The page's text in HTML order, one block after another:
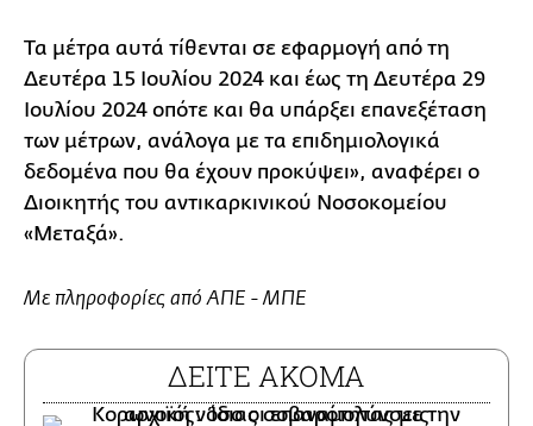
Τα μέτρα αυτά τίθενται σε εφαρμογή από τη
Δευτέρα 15 Ιουλίου 2024 και έως τη Δευτέρα 29
Ιουλίου 2024 οπότε και θα υπάρξει επανεξέταση
των μέτρων, ανάλογα με τα επιδημιολογικά
δεδομένα που θα έχουν προκύψει», αναφέρει ο
Διοικητής του αντικαρκινικού Νοσοκομείου
«Μεταξά».
Με πληροφορίες από ΑΠΕ - ΜΠΕ
ΔΕΙΤΕ ΑΚΟΜΑ